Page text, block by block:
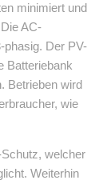
minimiert und
AC-
phasig. Der PV-
Batteriebank
Betrieben wird
wie
welcher
Weiterhin